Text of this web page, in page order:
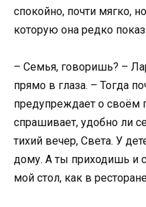
спокойно, почти мягко,
которую она редко
– Семья, говоришь? –
прямо в глаза. – Тогда
предупреждает о своём
спрашивает, удобно ли
тихий вечер, Света. У
дому. А ты приходишь и
мой стол, как в